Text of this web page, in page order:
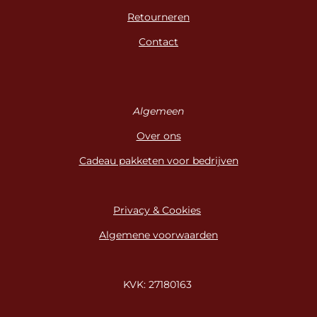
Retourneren
Contact
Algemeen
Over ons
Cadeau pakketen voor bedrijven
Privacy & Cookies
Algemene voorwaarden
KVK: 27180163